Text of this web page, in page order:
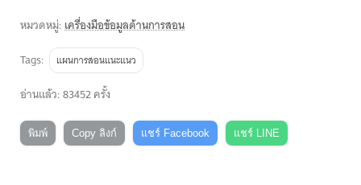
หมวดหมู่:เครื่องมือข้อมูลด้านการสอน
Tags:
แผนการสอนแนะแนว
อ่านแล้ว: 83452 ครั้ง
พิมพ์ Copy ลิงก์ แชร์ Facebook แชร์ LINE